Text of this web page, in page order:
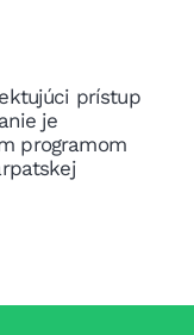
prístup
je
programom